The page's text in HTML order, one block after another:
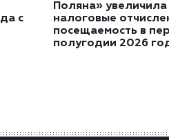
с
Поляна» увеличила
налоговые
посещаемость в
полугодии 2026